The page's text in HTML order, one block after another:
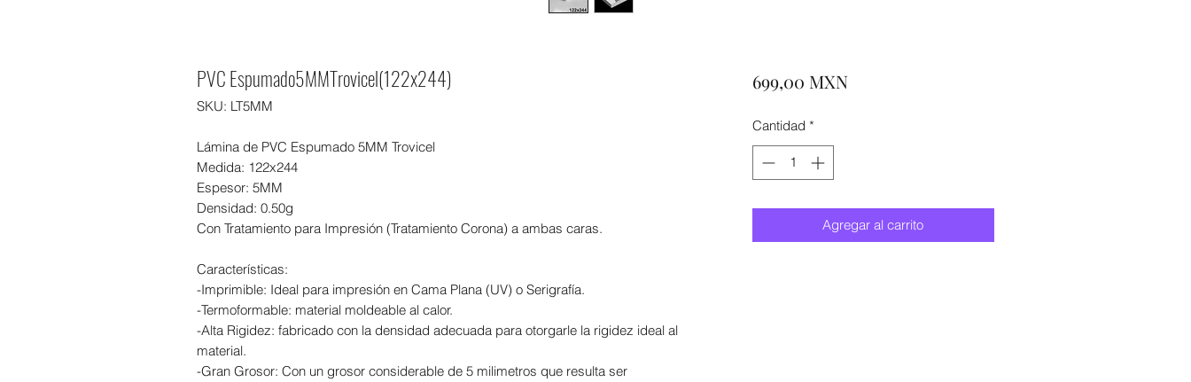
PVC Espumado5MMTrovicel(122x244)
SKU: LT5MM
Lámina de PVC Espumado 5MM Trovicel
Medida: 122x244
Espesor: 5MM
Densidad: 0.50g
Con Tratamiento para Impresión (Tratamiento Corona) a ambas caras.
Características:
-Imprimible: Ideal para impresión en Cama Plana (UV) o Serigrafía.
-Termoformable: material moldeable al calor.
-Alta Rigidez: fabricado con la densidad adecuada para otorgarle la rigidez ideal al
material.
-Gran Grosor: Con un grosor considerable de 5 milimetros que resulta ser
699,00 MXNPrecio
Cantidad *
Agregar al carrito